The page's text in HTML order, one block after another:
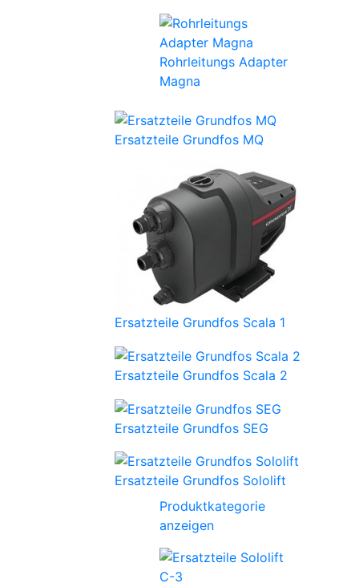
Rohrleitungs Adapter
Magna
Ersatzteile Grundfos MQ
Ersatzteile Grundfos Scala 1
Ersatzteile Grundfos Scala 2
Ersatzteile Grundfos SEG
Ersatzteile Grundfos Sololift
Produktkategorie
anzeigen